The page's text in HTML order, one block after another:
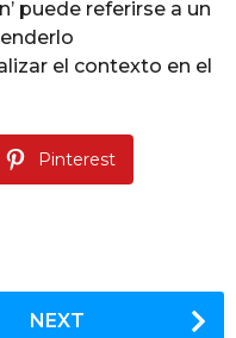
puede referirse a un
el contexto en el
Pinterest
NEXT